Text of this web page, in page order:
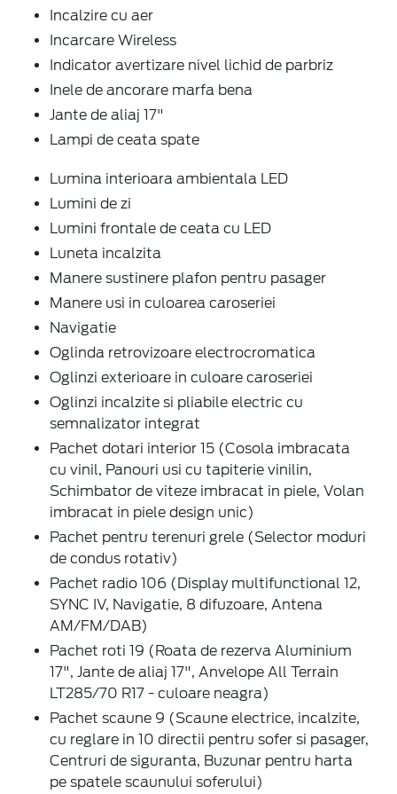
Incalzire cu aer
Incarcare Wireless
Indicator avertizare nivel lichid de parbriz
Inele de ancorare marfa bena
Jante de aliaj 17"
Lampi de ceata spate
Lumina interioara ambientala LED
Lumini de zi
Lumini frontale de ceata cu LED
Luneta incalzita
Manere sustinere plafon pentru pasager
Manere usi in culoarea caroseriei
Navigatie
Oglinda retrovizoare electrocromatica
Oglinzi exterioare in culoare caroseriei
Oglinzi incalzite si pliabile electric cu
semnalizator integrat
Pachet dotari interior 15 (Cosola imbracata
cu vinil, Panouri usi cu tapiterie vinilin,
Schimbator de viteze imbracat in piele, Volan
imbracat in piele design unic)
Pachet pentru terenuri grele (Selector moduri
de condus rotativ)
Pachet radio 106 (Display multifunctional 12,
SYNC IV, Navigatie, 8 difuzoare, Antena
AM/FM/DAB)
Pachet roti 19 (Roata de rezerva Aluminium
17", Jante de aliaj 17", Anvelope All Terrain
LT285/70 R17 - culoare neagra)
Pachet scaune 9 (Scaune electrice, incalzite,
cu reglare in 10 directii pentru sofer si pasager,
Centruri de siguranta, Buzunar pentru harta
pe spatele scaunului soferului)